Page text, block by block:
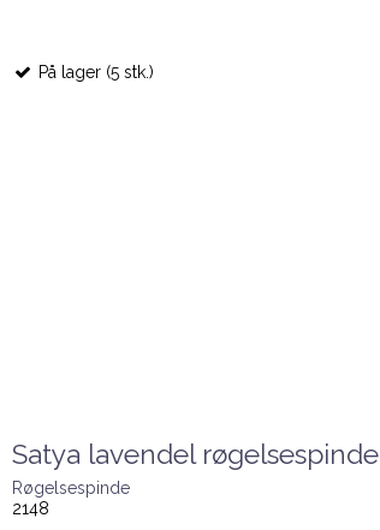
På lager (5 stk.)
Satya lavendel røgelsespinde
Røgelsespinde
2148